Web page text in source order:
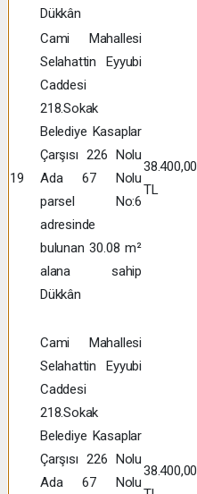
Dükkân
19
Cami Mahallesi
Selahattin Eyyubi
Caddesi
218.Sokak
Belediye Kasaplar
Çarşısı 226 Nolu
Ada 67 Nolu
parsel No:6
adresinde
bulunan 30.08 m²
alana sahip
Dükkân
38.400,00
TL
Cami Mahallesi
Selahattin Eyyubi
Caddesi
218.Sokak
Belediye Kasaplar
Çarşısı 226 Nolu
Ada 67 Nolu
38.400,00